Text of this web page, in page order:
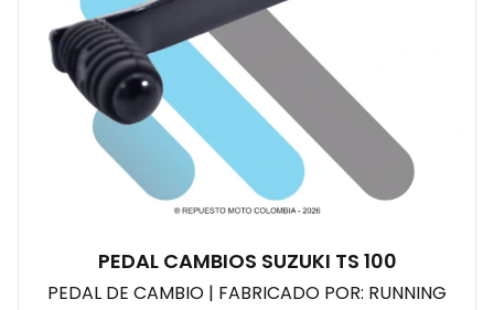
PEDAL CAMBIOS SUZUKI TS 100
PEDAL DE CAMBIO | FABRICADO POR: RUNNING